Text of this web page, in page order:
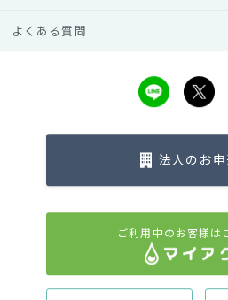
よくある質問
法人のお
ご利用中のお客様は
お申込みは